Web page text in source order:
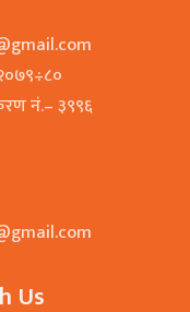
नं.– ३९९६
Us